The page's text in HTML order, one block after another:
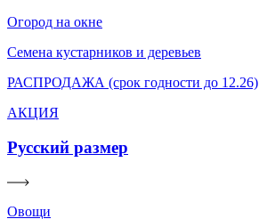
Огород на окне
Семена кустарников и деревьев
РАСПРОДАЖА (срок годности до 12.26)
АКЦИЯ
Русский размер
Овощи